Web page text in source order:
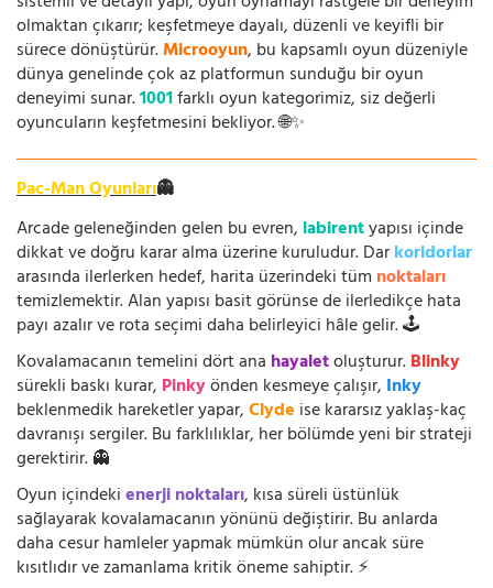
olmaktan çıkarır; keşfetmeye dayalı, düzenli ve keyifli bir
sürece dönüştürür.Microoyun, bu kapsamlı oyun düzeniyle
dünya genelinde çok az platformun sunduğu bir oyun
deneyimi sunar.1001farklı oyun kategorimiz, siz değerli
oyuncuların keşfetmesini bekliyor. 🌐✨
Pac-Man Oyunları👻
Arcade geleneğinden gelen bu evren, labirentyapısı içinde
dikkat ve doğru karar alma üzerine kuruludur. Darkoridorlar
arasında ilerlerken hedef, harita üzerindeki tüm noktaları
temizlemektir. Alan yapısı basit görünse de ilerledikçe hata
payı azalır ve rota seçimi daha belirleyici hâle gelir. 🕹️
Kovalamacanın temelini dört ana hayaletoluşturur.Blinky
sürekli baskı kurar, Pinkyönden kesmeye çalışır, Inky
beklenmedik hareketler yapar,Clyde ise kararsız yaklaş-kaç
davranışı sergiler. Bu farklılıklar, her bölümde yeni bir strateji
gerektirir. 👻
Oyun içindekienerji noktaları, kısa süreli üstünlük
sağlayarak kovalamacanın yönünü değiştirir. Bu anlarda
daha cesur hamleler yapmak mümkün olur ancak süre
kısıtlıdır ve zamanlama kritik öneme sahiptir. ⚡